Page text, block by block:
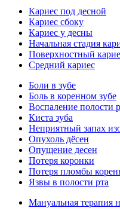
Кариес под десной
Кариес сбоку
Кариес у десны
Начальная стадия
Поверхностный
Средний кариес
Боли в зубе
Боль в коренном зубе
Воспаление полости
Киста зуба
Неприятный запах
Опухоль дёсен
Опущение десен
Потеря коронки
Потеря пломбы
Язвы в полости рта
Мануальная терапия